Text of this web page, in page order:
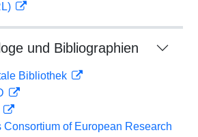
und Bibliographien
Bibliothek
Consortium of European Research